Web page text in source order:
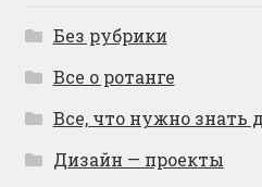
Без рубрики
Все о ротанге
Все, что нужно знать
Дизайн — проекты